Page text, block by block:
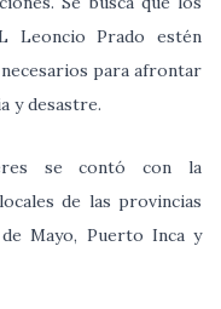
Leoncio Prado estén
para afrontar
y desastre.
se contó con la
de las provincias
Mayo, Puerto Inca y